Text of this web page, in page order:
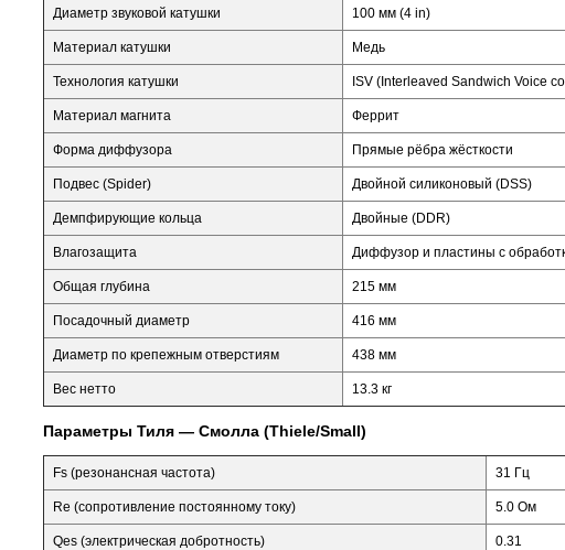
Диаметр звуковой катушки 100 мм (4 in)
Материал катушки Медь
Технология катушки ISV (Interleaved Sandwich Voice
Материал магнита Феррит
Форма диффузора Прямые рёбра жёсткости
Подвес (Spider) Двойной силиконовый (DSS)
Демпфирующие кольца Двойные (DDR)
Влагозащита Диффузор и пластины с
Общая глубина 215 мм
Посадочный диаметр 416 мм
Диаметр по крепежным отверстиям 438 мм
Вес нетто 13.3 кг
Параметры Тиля — Смолла (Thiele/Small)
Fs (резонансная частота) 31 Гц
Re (сопротивление постоянному току) 5.0 Ом
Qes (электрическая добротность) 0.31